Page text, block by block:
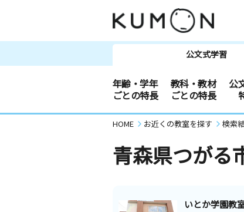
公文式学習
年齢・学年
ごとの特長
教科・教材
ごとの特長
公
HOME お近くの教室を探す 検索
青森県つがる
いとか学園教